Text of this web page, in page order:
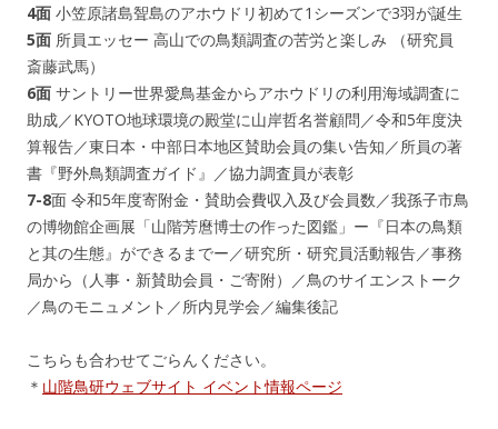
4面 小笠原諸島聟島のアホウドリ初めて1シーズンで3羽が誕生
5面 所員エッセー 高山での鳥類調査の苦労と楽しみ （研究員
斎藤武馬）
6面 サントリー世界愛鳥基金からアホウドリの利用海域調査に
助成／KYOTO地球環境の殿堂に山岸哲名誉顧問／令和5年度決
算報告／東日本・中部日本地区賛助会員の集い告知／所員の著
書『野外鳥類調査ガイド』／協力調査員が表彰
7-8面 令和5年度寄附金・賛助会費収入及び会員数／我孫子市鳥
の博物館企画展「山階芳麿博士の作った図鑑」ー『日本の鳥類
と其の生態』ができるまでー／研究所・研究員活動報告／事務
局から（人事・新賛助会員・ご寄附）／鳥のサイエンストーク
／鳥のモニュメント／所内見学会／編集後記
こちらも合わせてごらんください。
＊ 山階鳥研ウェブサイト イベント情報ページ